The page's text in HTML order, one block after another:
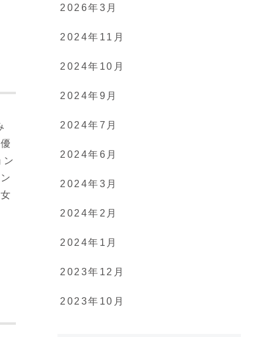
2026年3月
2024年11月
2024年10月
2024年9月
2024年7月
2024年6月
2024年3月
2024年2月
2024年1月
2023年12月
2023年10月